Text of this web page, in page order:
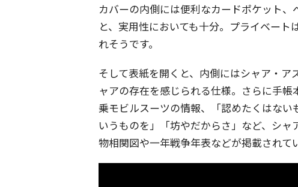
カバーの内側には便利なカードポケット
と、実用性においても十分。プライベート
れそうです。
そして表紙を開くと、内側にはシャア・
ャアの存在を感じられる仕様。さらに手
乗モビルスーツの情報、「認めたくはな
いうものを」「坊やだからさ」など、シ
物相関図や一年戦争年表などが掲載されて